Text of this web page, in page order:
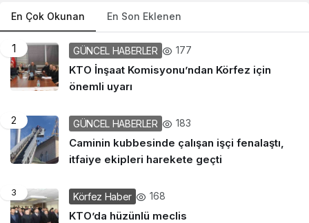
En Çok Okunan En Son Eklenen
1 GÜNCEL HABERLER 177
KTO İnşaat Komisyonu’ndan Körfez için
önemli uyarı
2 GÜNCEL HABERLER 183
Caminin kubbesinde çalışan işçi fenalaştı,
itfaiye ekipleri harekete geçti
3 Körfez Haber 168
KTO’da hüzünlü meclis